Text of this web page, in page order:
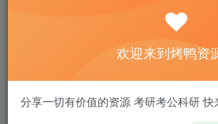
欢迎来到烤鸭资
分享一切有价值的资源 考研考公科研 快